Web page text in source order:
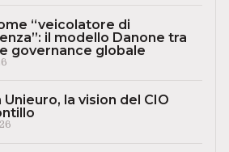
“veicolatore di
il modello Danone tra
governance globale
Unieuro, la vision del CIO